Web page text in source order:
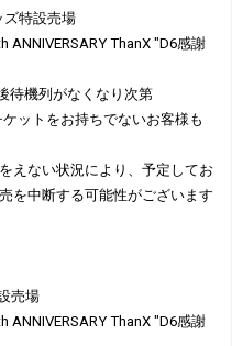
ズ特設売場
ANNIVERSARY ThanX "D6感謝
待機列がなくなり次第
ットをお持ちでないお客様も
えない状況により、予定してお
を中断する可能性がございます
売場
ANNIVERSARY ThanX "D6感謝